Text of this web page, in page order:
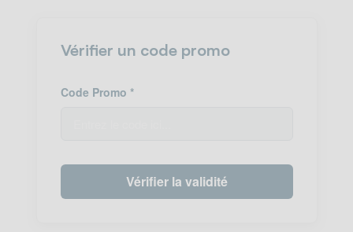
Vérifier un code promo
Code Promo *
Vérifier la validité